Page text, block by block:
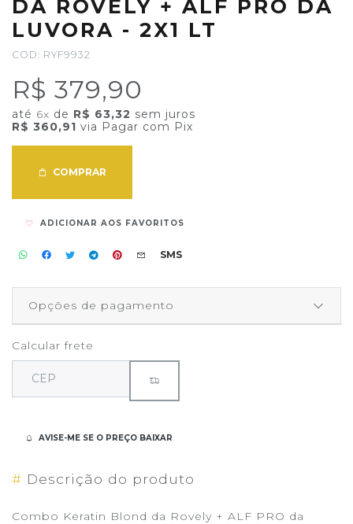
DA ROVELY + ALF PRO DA
LUVORA - 2X1 LT
COD: RYF9932
R$ 379,90
até 6x de R$ 63,32 sem juros
R$ 360,91 via Pagar com Pix
COMPRAR
ADICIONAR AOS FAVORITOS
SMS
Opções de pagamento
Calcular frete
AVISE-ME SE O PREÇO BAIXAR
# Descrição do produto
Combo Keratin Blond da Rovely + ALF PRO da